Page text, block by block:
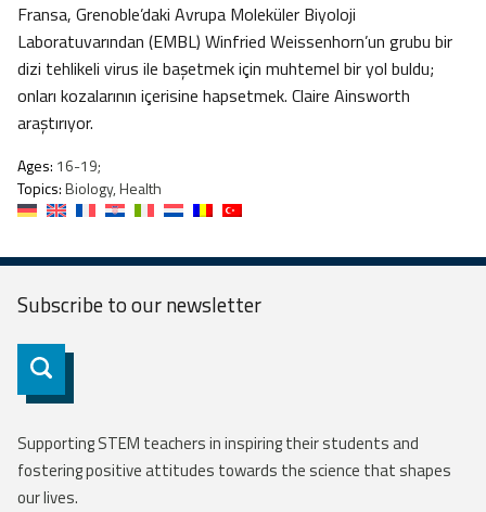
Fransa, Grenoble’daki Avrupa Moleküler Biyoloji
Laboratuvarından (EMBL) Winfried Weissenhorn’un grubu bir
dizi tehlikeli virus ile başetmek için muhtemel bir yol buldu;
onları kozalarının içerisine hapsetmek. Claire Ainsworth
araştırıyor.
Ages: 16-19;
Topics:Biology, Health
Subscribe to ournewsletter
Subscribe
Supporting STEM teachers in inspiring their students and
fostering positive attitudes towards the science that shapes
our lives.